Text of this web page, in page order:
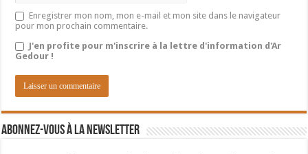
Enregistrer mon nom, mon e-mail et mon site dans le navigateur
pour mon prochain commentaire.
J'en profite pour m'inscrire à la lettre d'information d'Ar
Gedour !
Abonnez-vous à la newsletter